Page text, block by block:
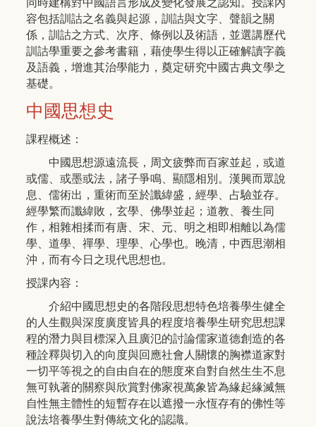
同時建構對中國語言形成及變化發展之認知。授課內
容包括訓詁之名義與起源，訓詁與文字、聲韻之關
係，訓詁之方式、次序、條例以及術語，並選講歷代
訓詁學重要之參考書籍，藉使學生得以正確解讀字義
及語義，增進其治學能力，奠定研究中國古典文學之
基礎。
中國思想史
課程概述：
中國思想源遠流長，周文疲弊而百家並起，或道
或儒、或墨或法，諸子爭鳴、顯隱相別。漢興而眾說
息、儒術出，重術而至於讖緯盛，經學、占驗並存。
經學繁而讖緯敗，玄學、佛學並起；道教、養生同
作，相雜相揉而有唐、宋、元、明之相即相離以為儒
學、道學、禪學、理學、心學也。晚清，中西思潮相
沖，而有今日之現代思想也。
授課內容：
介紹中國思想史的各階段思想特色培養學生健全
的人生觀與深度廣度皆具的程度培養學生研究思想課
程的潛力與目標深入且廣氾的討論儒家道德創造的各
種詮釋與切入的向度與回應社會人關懷的胸襟道家對
一切平等視之的自由自在的態度來自對自然生生不息
無可執著的關察與欣賞對佛家視萬象皆為緣起緣滅無
自性無主體性的短暫存在以遮撥一永恆存有的佛性等
說法培養學生對傳統文化的認識。